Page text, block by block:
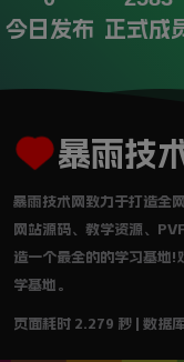
今日发布 正式成
暴雨技
暴雨技术网致力于打造全
网站源码、教学资源、
造一个最全的的学习基地!
学基地。
页面耗时 2.279 秒 | 数据